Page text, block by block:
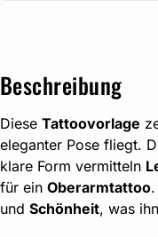
Beschreibung
Diese Tattoovorlage
eleganter Pose fliegt.
klare Form vermitteln
für ein Oberarmtattoo
und Schönheit, was